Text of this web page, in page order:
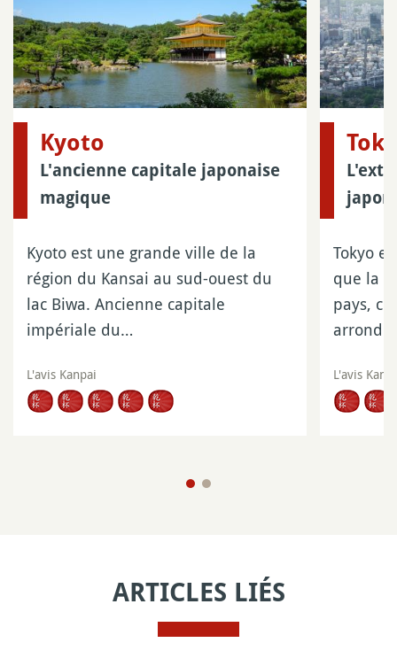
Kyoto
L'ancienne capitale japonaise
magique
Kyoto est une grande ville de la
région du Kansai au sud-ouest du
lac Biwa. Ancienne capitale
impériale du…
L'avis Kanpai
Tokyo
que la
pays,
L'avis
ARTICLES LIÉS